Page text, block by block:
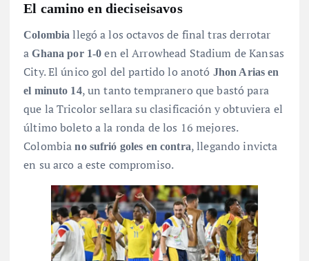
El camino en dieciseisavos
Colombia llegó a los octavos de final tras derrotar
aGhana por 1-0 en el Arrowhead Stadium de Kansas
City. El único gol del partido lo anotó Jhon Arias en
el minuto 14, un tanto tempranero que bastó para
que la Tricolor sellara su clasificación y obtuviera el
último boleto a la ronda de los 16 mejores.
Colombiano sufrió goles en contra, llegando invicta
en su arco a este compromiso.